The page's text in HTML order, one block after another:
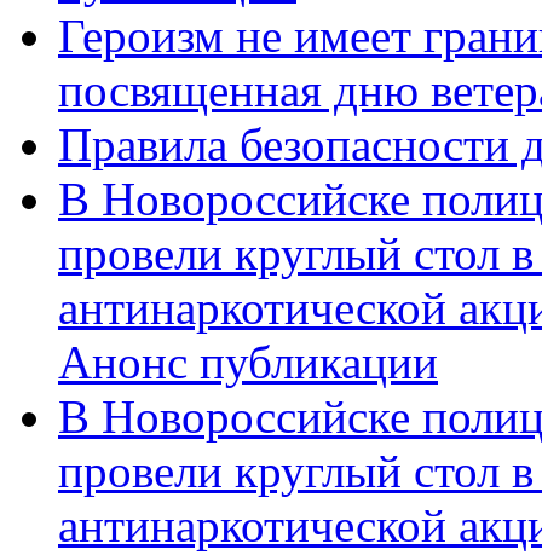
Героизм не имеет
посвященная дню
Правила безопасности
В Новороссийске
провели круглый стол
антинаркотической
Анонс публикации
В Новороссийске
провели круглый стол
антинаркотической